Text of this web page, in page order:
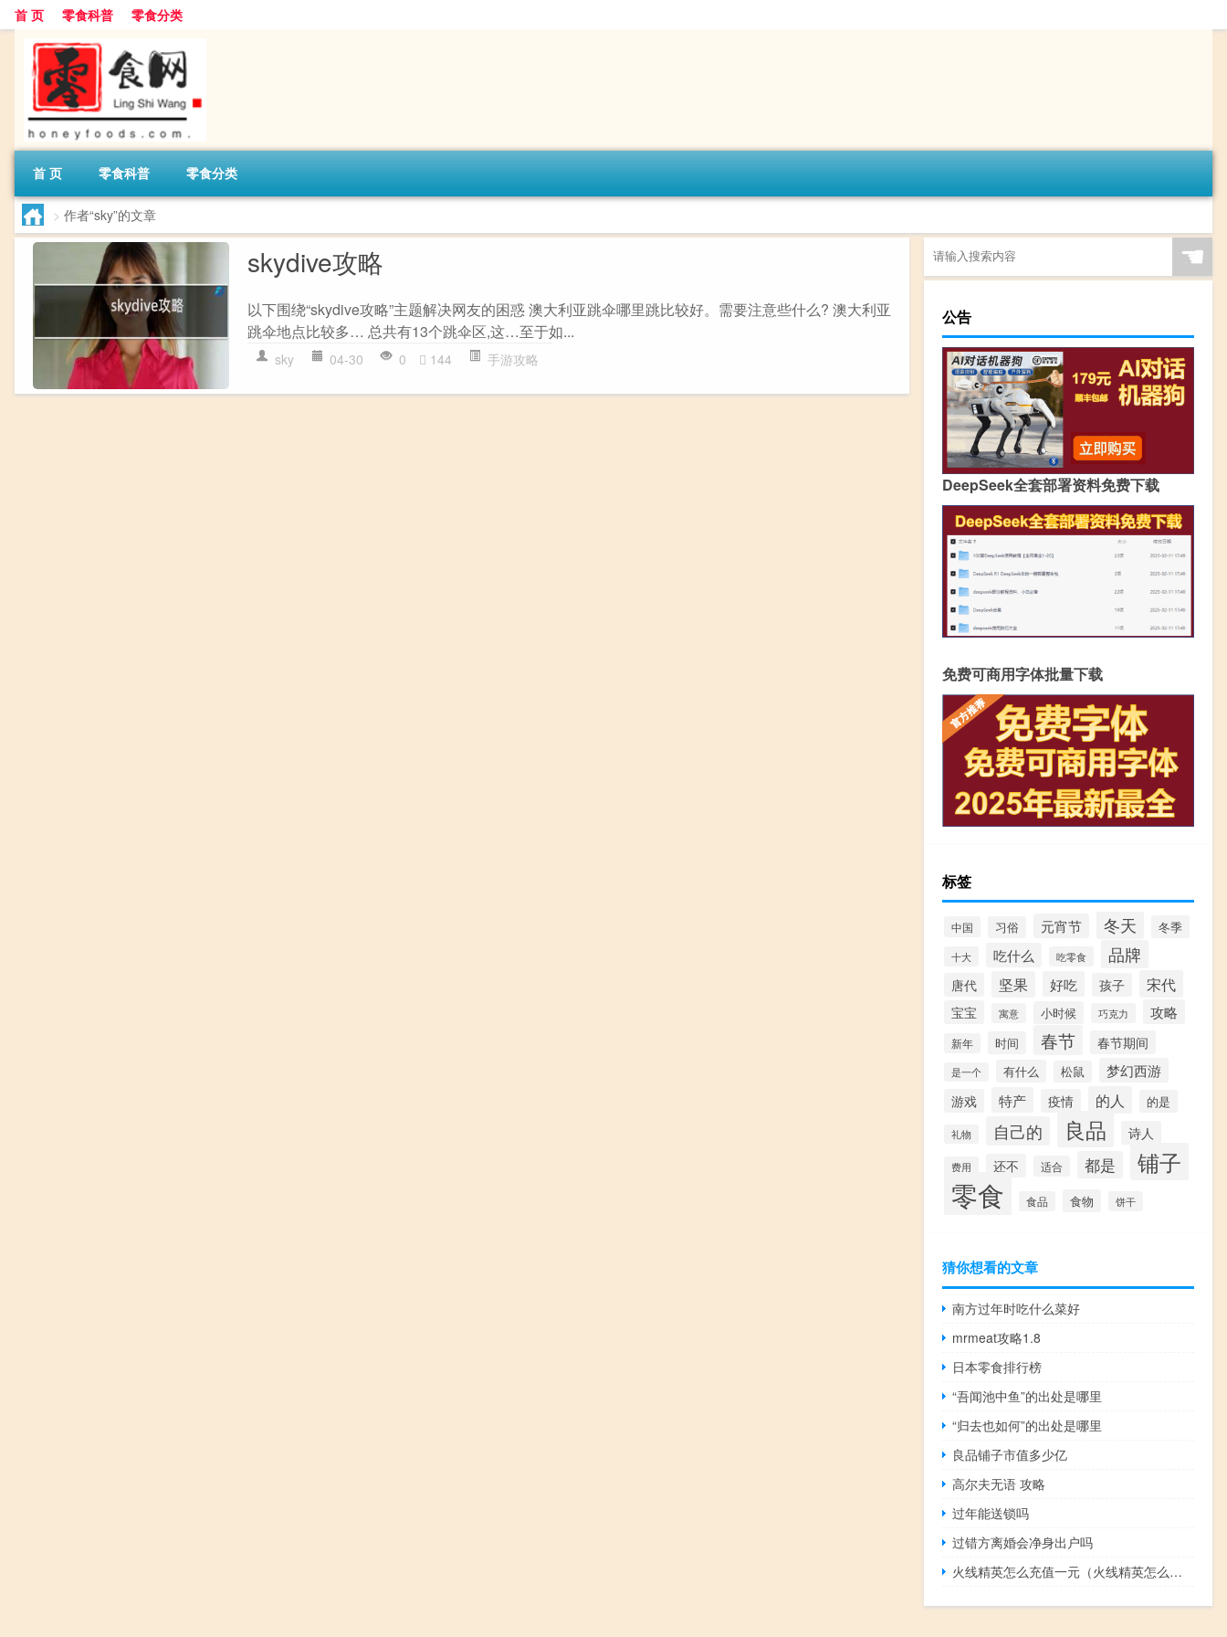
首 页 零食科普 零食分类
首 页 零食科普 零食分类
> 作者“sky”的文章
skydive攻略
以下围绕“skydive攻略”主题解决网友的困惑 澳大利亚跳伞哪里跳比较好。需要注意些什么? 澳大利亚
跳伞地点比较多… 总共有13个跳伞区,这…至于如...
sky 04-30 0 144 手游攻略
☚
公告
DeepSeek全套部署资料免费下载
免费可商用字体批量下载
标签
中国 习俗 元宵节 冬天 冬季
十大 吃什么 吃零食 品牌
唐代 坚果 好吃 孩子 宋代
宝宝 寓意 小时候 巧克力 攻略
新年 时间 春节 春节期间
是一个 有什么 松鼠 梦幻西游
游戏 特产 疫情 的人 的是
礼物 自己的 良品 诗人
费用 还不 适合 都是 铺子
零食 食品 食物 饼干
猜你想看的文章
南方过年时吃什么菜好
mrmeat攻略1.8
日本零食排行榜
“吾闻池中鱼”的出处是哪里
“归去也如何”的出处是哪里
良品铺子市值多少亿
高尔夫无语 攻略
过年能送锁吗
过错方离婚会净身出户吗
火线精英怎么充值一元（火线精英怎么充值）